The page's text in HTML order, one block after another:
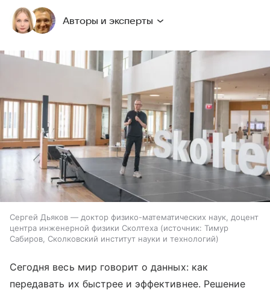
Авторы и эксперты
Сергей Дьяков — доктор физико-математических наук, доцент
центра инженерной физики Сколтеха
источник: Тимур
Сабиров, Сколковский институт науки и технологий
Сегодня весь мир говорит о данных: как
передавать их быстрее и эффективнее. Решение